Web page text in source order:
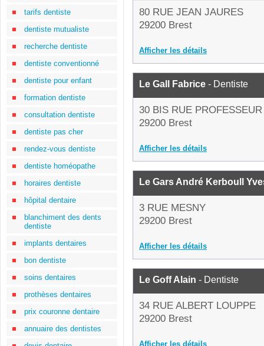
tarifs dentiste
dentiste mutualiste
recherche dentiste
dentiste conventionné
dentiste pour enfant
formation dentiste
consultation dentiste
dentiste pas cher
rendez-vous dentiste
dentiste homéopathe
horaires dentiste
hôpital dentaire
blanchiment des dents
dentiste
implants dentaires
bon dentiste
soins dentaires
prothèses dentaires
prix couronne dentaire
annuaire des dentistes
80 RUE JEAN JAURES
29200 Brest
Afficher les détails
Le Gall Fabrice - Dentiste
30 BIS RUE
29200 Brest
Afficher les détails
Le Gars André Kerboull
3 RUE MESNY
29200 Brest
Afficher les détails
Le Goff Alain - Dentiste
34 RUE ALBERT LOUPPE
29200 Brest
Afficher les détails